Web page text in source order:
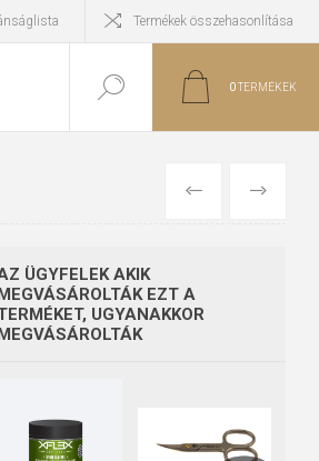
Termékek összehasonlítása
0TERMÉKEK
ELŐZŐ
ÜGYFELEK AKIK
EZT A
UGYANAKKOR